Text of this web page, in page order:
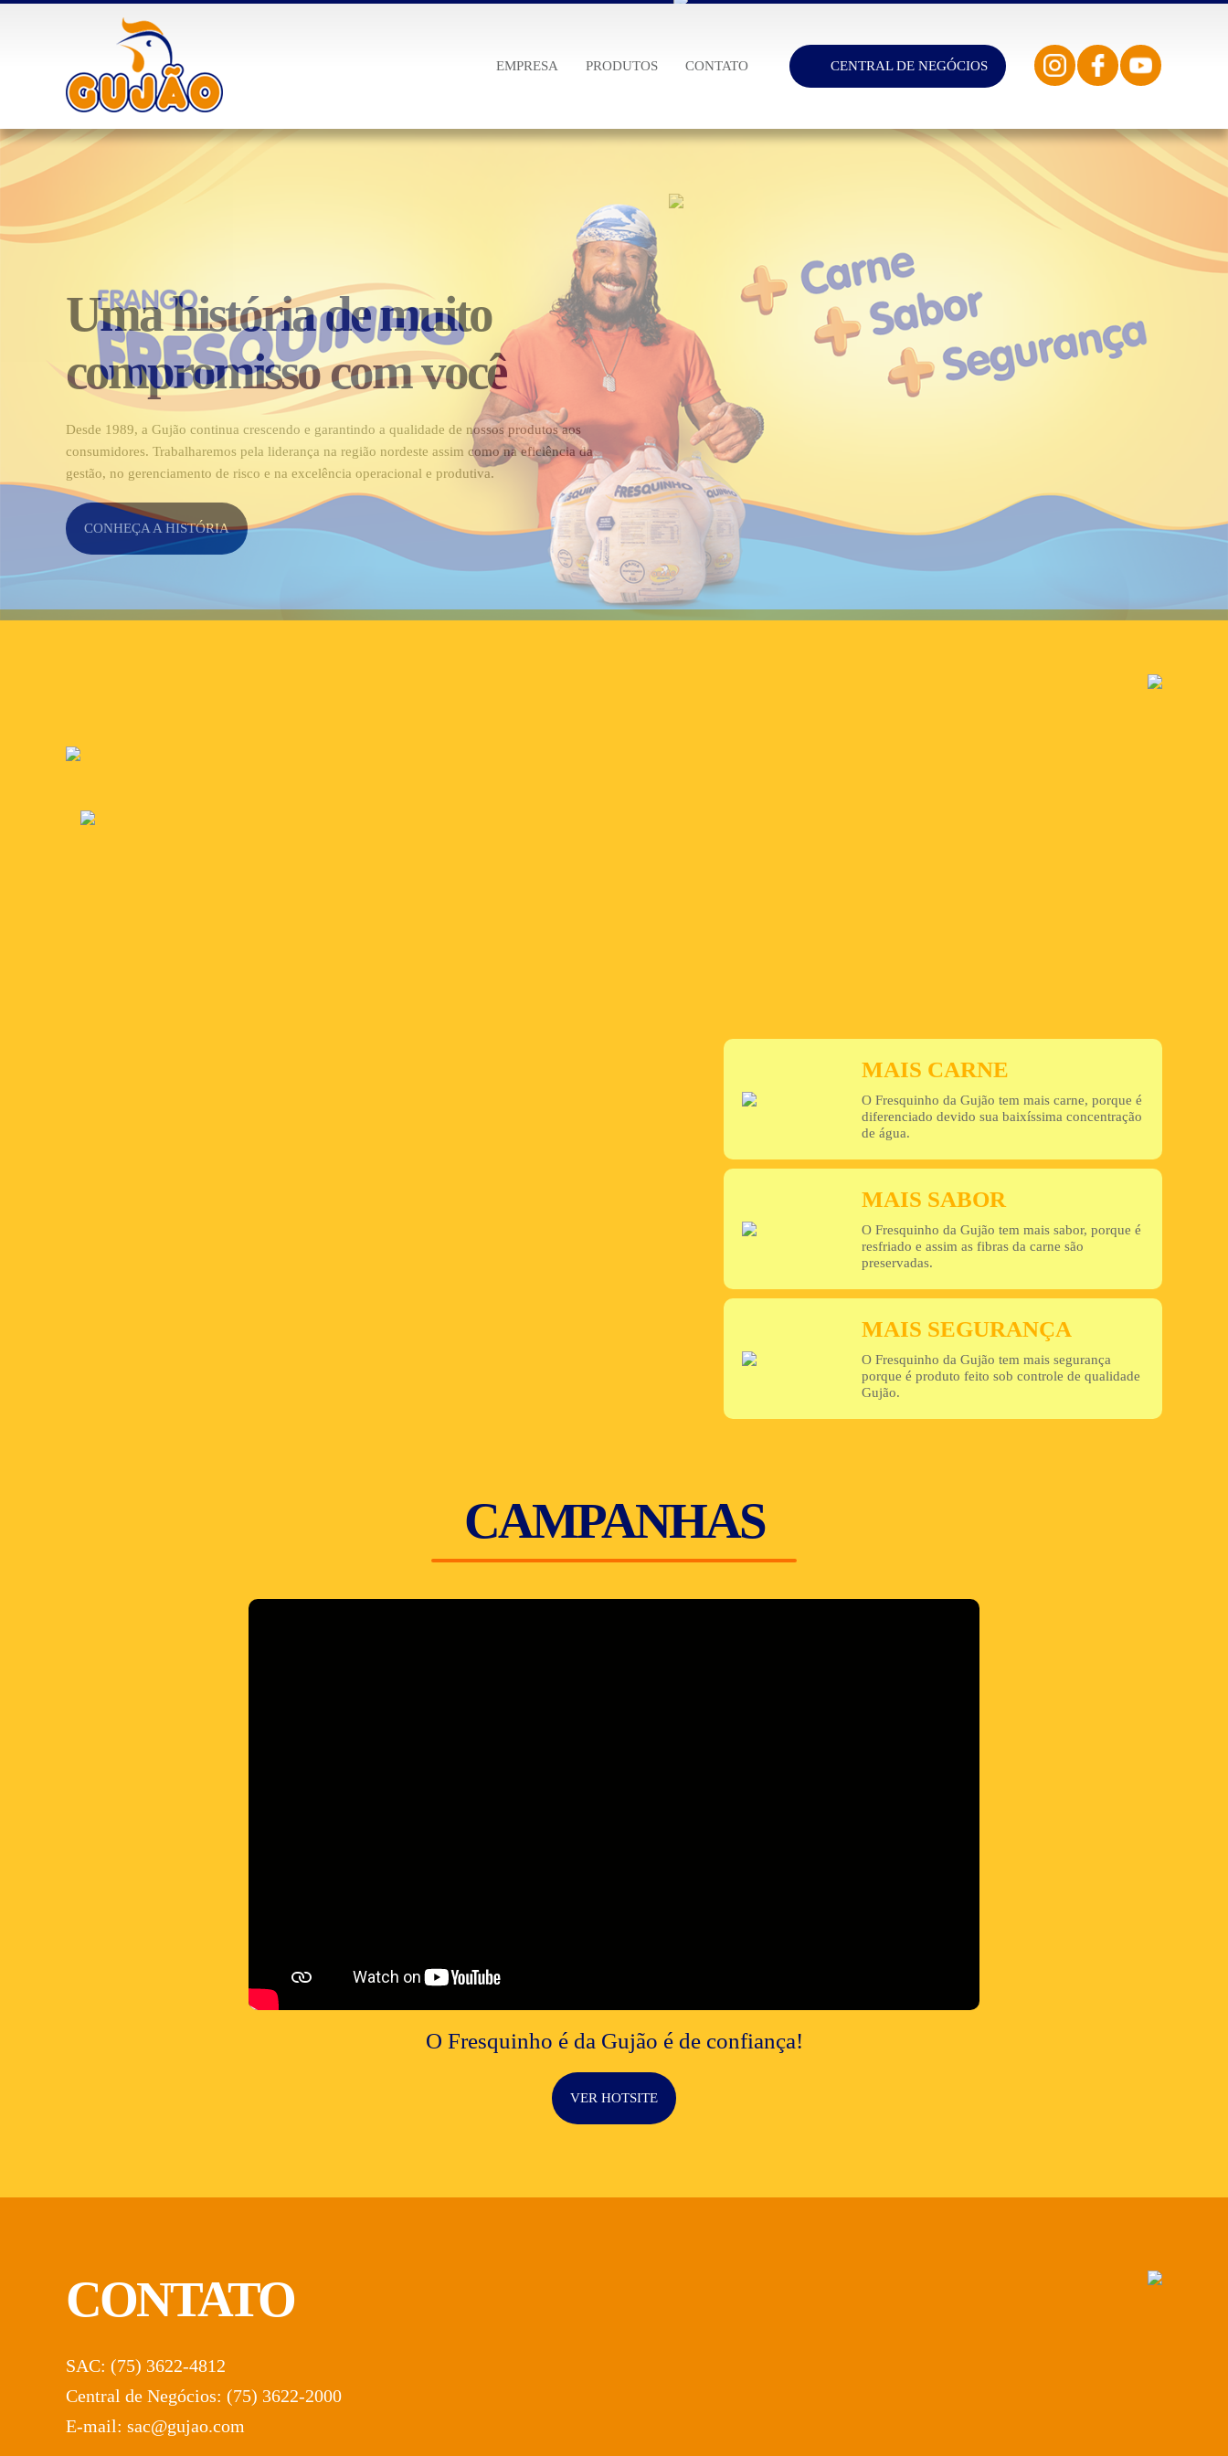
CENTRAL DE NEGÓCIOS
EMPRESA PRODUTOS CONTATO
Uma história de muito
compromisso com você
Desde 1989, a Gujão continua crescendo e garantindo a qualidade de nossos produtos aos
consumidores. Trabalharemos pela liderança na região nordeste assim como na eficiência da
gestão, no gerenciamento de risco e na excelência operacional e produtiva.
CONHEÇA A HISTÓRIA
MAIS CARNE
O Fresquinho da Gujão tem mais carne, porque é
diferenciado devido sua baixíssima concentração
de água.
MAIS SABOR
O Fresquinho da Gujão tem mais sabor, porque é
resfriado e assim as fibras da carne são
preservadas.
MAIS SEGURANÇA
O Fresquinho da Gujão tem mais segurança
porque é produto feito sob controle de qualidade
Gujão.
CAMPANHAS
O Fresquinho é da Gujão é de confiança!
VER HOTSITE
CONTATO
SAC: (75) 3622-4812
Central de Negócios: (75) 3622-2000
E-mail: sac@gujao.com